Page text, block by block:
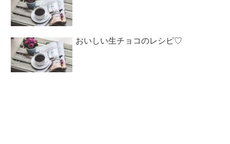
おいしい生チョコのレシピ♡